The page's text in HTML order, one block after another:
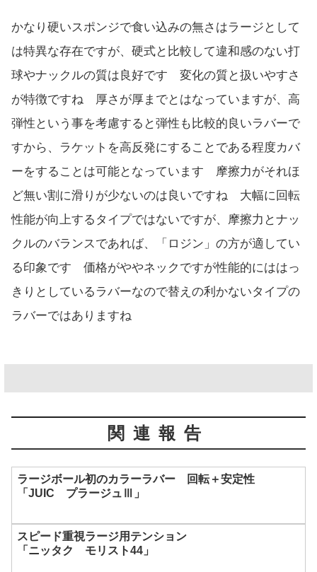
かなり硬いスポンジで食い込みの無さはラージとして
は特異な存在ですが、硬式と比較して違和感のない打
球やナックルの質は良好です 変化の質と扱いやすさ
が特徴ですね 厚さが厚までとはなっていますが、高
弾性という事を考慮すると弾性も比較的良いラバーで
すから、ラケットを高反発にすることである程度カバ
ーをすることは可能となっています 摩擦力がそれほ
ど無い割に滑りが少ないのは良いですね 大幅に回転
性能が向上するタイプではないですが、摩擦力とナッ
クルのバランスであれば、「ロジン」の方が適してい
る印象です 価格がややネックですが性能的にははっ
きりとしているラバーなので替えの利かないタイプの
ラバーではありますね
関連報告
ラージボール初のカラーラバー 回転＋安定性
「JUIC プラージュⅢ」
スピード重視ラージ用テンション
「ニッタク モリスト44」